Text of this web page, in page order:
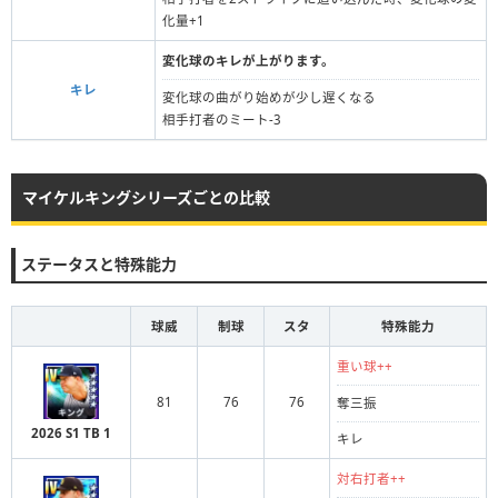
化量+1
キレ
変化球のキレが上がります。
変化球の曲がり始めが少し遅くなる
相手打者のミート-3
マイケルキングシリーズごとの比較
ステータスと特殊能力
球威 制球 スタ 特殊能力
2026 S1 TB 1
81 76 76
重い球++
奪三振
キレ
対右打者++